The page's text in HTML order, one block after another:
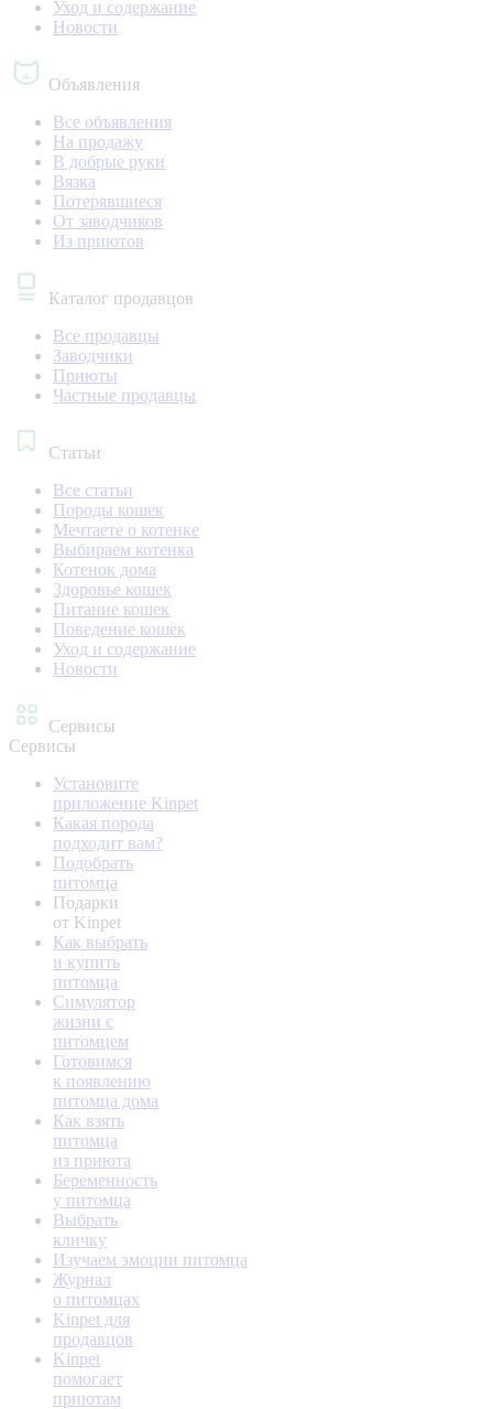
Уход и содержание
Новости
Объявления
Все объявления
На продажу
В добрые руки
Вязка
Потерявшиеся
От заводчиков
Из приютов
Каталог продавцов
Все продавцы
Заводчики
Приюты
Частные продавцы
Статьи
Все статьи
Породы кошек
Мечтаете о котенке
Выбираем котенка
Котенок дома
Здоровье кошек
Питание кошек
Поведение кошек
Уход и содержание
Новости
Сервисы
Сервисы
Установите
приложение Kinpet
Какая порода
подходит вам?
Подобрать
питомца
Подарки
от Kinpet
Как выбрать
и купить
питомца
Симулятор
жизни с
питомцем
Готовимся
к появлению
питомца дома
Как взять
питомца
из приюта
Беременность
у питомца
Выбрать
кличку
Изучаем эмоции питомца
Журнал
о питомцах
Kinpet для
продавцов
Kinpet
помогает
приютам